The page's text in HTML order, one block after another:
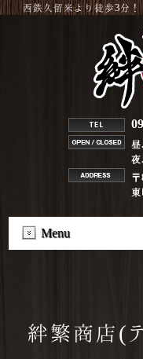
西鉄久留米より徒歩3分
Menu
絆繁商店(